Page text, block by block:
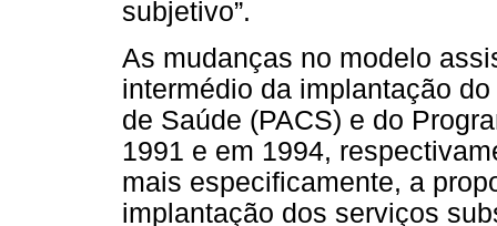
subjetivo”.
As mudanças no modelo
intermédio da implantação
de Saúde (PACS) e do
1991 e em 1994,
mais especificamente, a
implantação dos serviços